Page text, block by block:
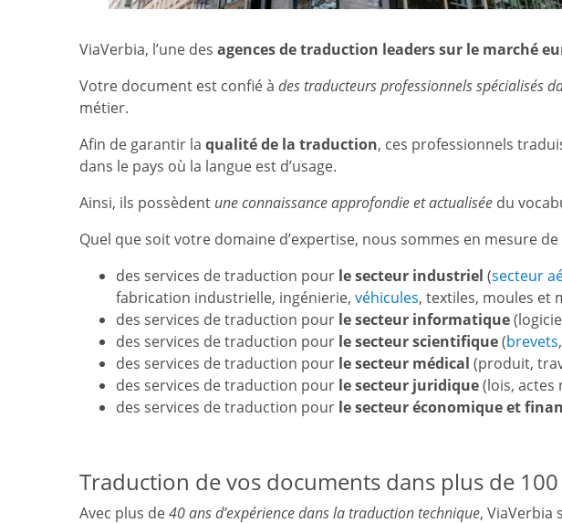
ViaVerbia, l’une des agences de traduction leaders sur le marché
Votre document est confié à des traducteurs professionnels spécialisés
métier.
Afin de garantir la qualité de la traduction, ces professionnels
dans le pays où la langue est d’usage.
Ainsi, ils possèdent une connaissance approfondie et actualisée du
Quel que soit votre domaine d’expertise, nous sommes en mesure
des services de traduction pour le secteur industriel (secteur
fabrication industrielle, ingénierie, véhicules, textiles, moules et
des services de traduction pour le secteur informatique
des services de traduction pour le secteur scientifique(brevets
des services de traduction pour le secteur médical (produit,
des services de traduction pour le secteur juridique(lois, actes
des services de traduction pour le secteur économique et
Traduction de vos documents dans plus de
Avec plus de40 ans d’expérience dans la traduction technique, ViaVerbia